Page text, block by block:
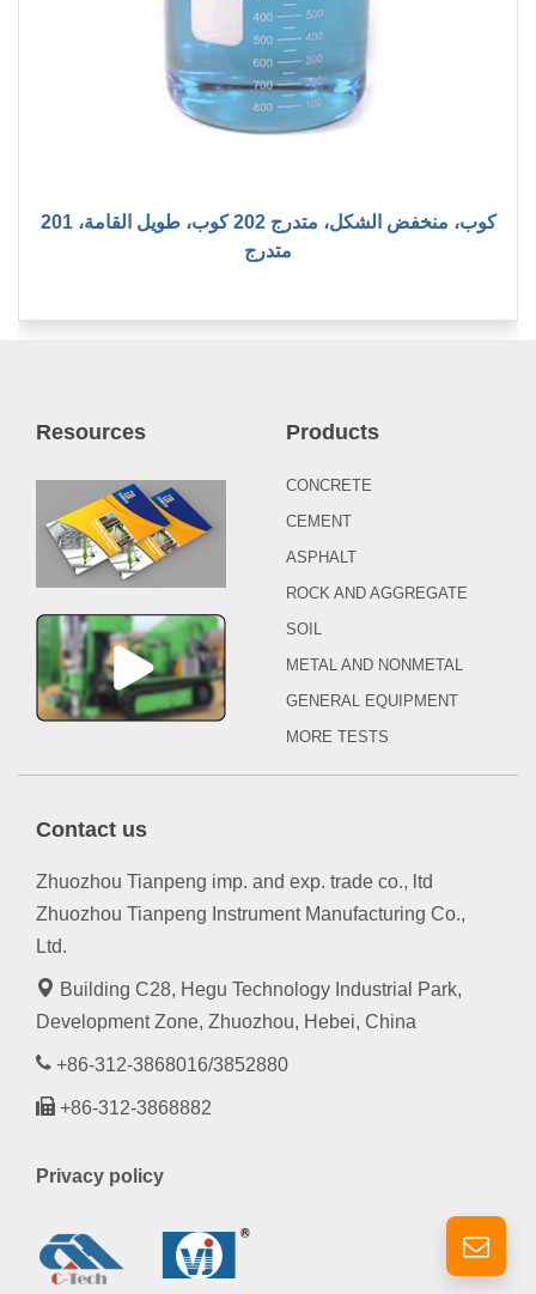
201 كوب، منخفض الشكل، متدرج 202 كوب، طويل القامة،
متدرج
Resources Products
CONCRETE
CEMENT
ASPHALT
ROCK AND AGGREGATE
SOIL
METAL AND NONMETAL
GENERAL EQUIPMENT
MORE TESTS
Contact us
Zhuozhou Tianpeng imp. and exp. trade co., ltd
Zhuozhou Tianpeng Instrument Manufacturing Co.,
Ltd.
Building C28, Hegu Technology Industrial Park,
Development Zone, Zhuozhou, Hebei, China
+86-312-3868016/3852880
+86-312-3868882
Privacy policy